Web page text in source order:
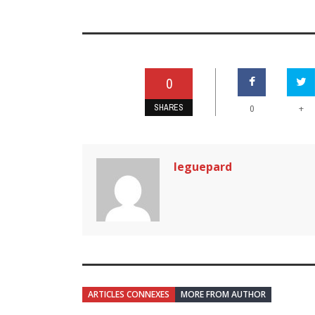
0
SHARES 0 +
leguepard
ARTICLES CONNEXES MORE FROM AUTHOR